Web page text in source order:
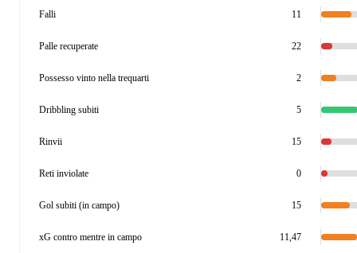
Falli 11
Palle recuperate 22
Possesso vinto nella trequarti 2
Dribbling subiti 5
Rinvii 15
Reti inviolate 0
Gol subiti (in campo) 15
xG contro mentre in campo 11,47